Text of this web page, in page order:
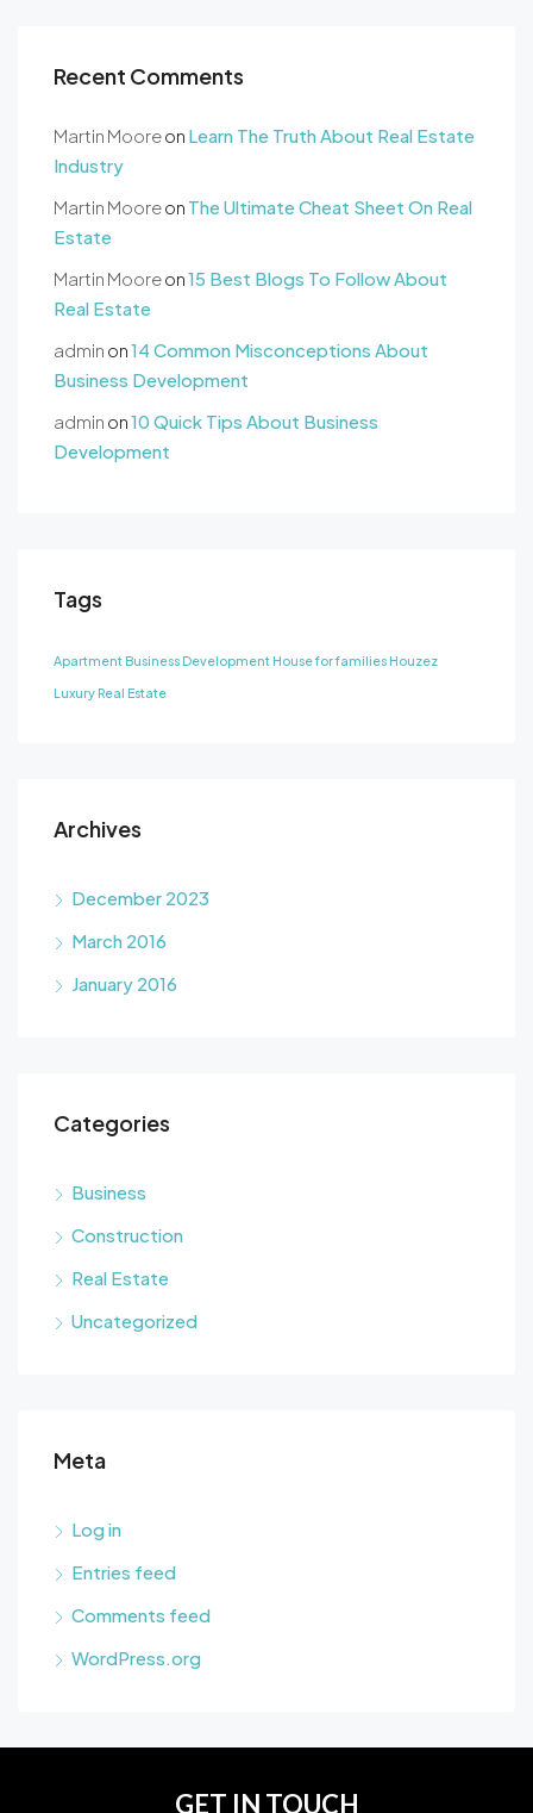
Recent Comments
Martin Mooreon Learn The Truth About Real Estate
Industry
Martin Mooreon The Ultimate Cheat Sheet On Real
Estate
Martin Mooreon15 Best Blogs To Follow About
Real Estate
admin on14 Common Misconceptions About
Business Development
admin on10 Quick Tips About Business
Development
Tags
Apartment Business Development House for families Houzez
Luxury Real Estate
Archives
December 2023
March 2016
January 2016
Categories
Business
Construction
Real Estate
Uncategorized
Meta
Log in
Entries feed
Comments feed
WordPress.org
GET IN TOUCH